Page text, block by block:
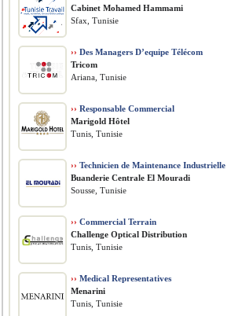
Cabinet Mohamed Hammami
Sfax, Tunisie
›› Des Managers D’equipe Télécom
Tricom
Ariana, Tunisie
›› Responsable Commercial
Marigold Hôtel
Tunis, Tunisie
›› Technicien de Maintenance Industrielle
Buanderie Centrale El Mouradi
Sousse, Tunisie
›› Commercial Terrain
Challenge Optical Distribution
Tunis, Tunisie
›› Medical Representatives
Menarini
Tunis, Tunisie